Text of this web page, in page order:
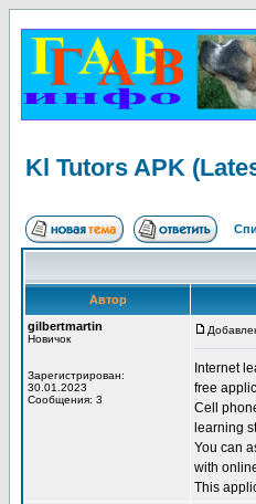
Kl Tutors APK
Автор
gilbertmartin
Новичок
Зарегистрирован:
30.01.2023
Сообщения: 3
Internet
free
Cell
learning
You can
with
This